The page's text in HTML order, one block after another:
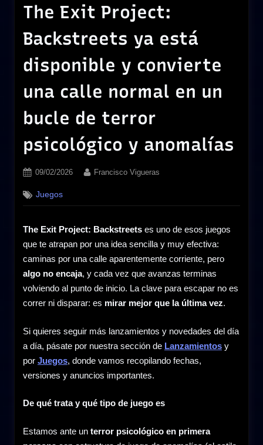
The Exit Project:
Backstreets ya está
disponible y convierte
una calle normal en un
bucle de terror
psicológico y anomalías
Posted
09/02/2026 By
Francisco Vigueras
Juegos
The Exit Project: Backstreets es uno de esos juegos
que te atrapan por una idea sencilla y muy efectiva:
caminas por una calle aparentemente corriente, pero
algo no encaja, y cada vez que avanzas terminas
volviendo al punto de inicio. La clave para escapar no es
correr ni disparar: es mirar mejor que la última vez.
Si quieres seguir más lanzamientos y novedades del día
a día, pásate por nuestra sección de Lanzamientos y
por Juegos, donde vamos recopilando fechas,
versiones y anuncios importantes.
De qué trata y qué tipo de juego es
Estamos ante un terror psicológico en primera